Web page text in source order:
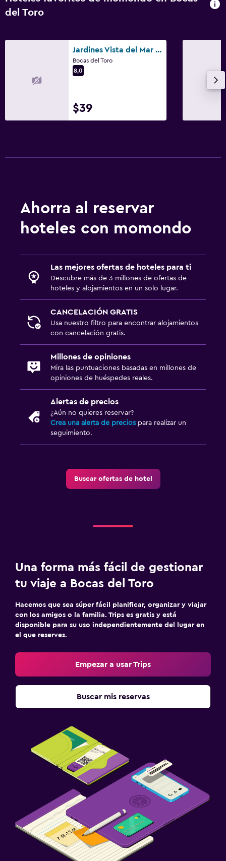
del Toro
Jardines Vista del Mar Condos
Bocas del Toro
8,0
$39
Ahorra al reservar
hoteles con momondo
Las mejores ofertas de hoteles para ti
Descubre más de 3 millones de ofertas de
hoteles y alojamientos en un solo lugar.
CANCELACIÓN GRATIS
Usa nuestro filtro para encontrar alojamientos
con cancelación gratis.
Millones de opiniones
Mira las puntuaciones basadas en millones de
opiniones de huéspedes reales.
Alertas de precios
¿Aún no quieres reservar?
Crea una alerta de precios para realizar un
seguimiento.
Buscar ofertas de hotel
Una forma más fácil de gestionar
tu viaje a Bocas del Toro
Hacemos que sea súper fácil planificar, organizar y viajar
con los amigos o la familia. Trips es gratis y está
disponible para su uso independientemente del lugar en
el que reserves.
Empezar a usar Trips
Buscar mis reservas